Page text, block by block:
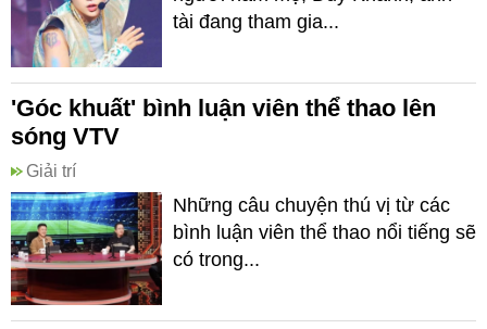
tài đang tham gia...
'Góc khuất' bình luận viên thể thao lên
sóng VTV
Giải trí
Những câu chuyện thú vị từ các
bình luận viên thể thao nổi tiếng sẽ
có trong...